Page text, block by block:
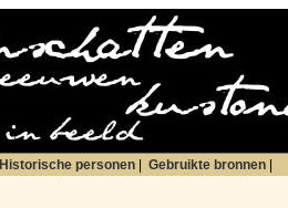
Historische personen Gebruikte bronnen